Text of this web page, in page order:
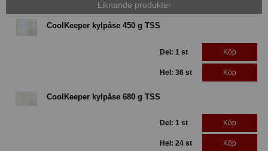
Liknande produkter
CoolKeeper kylpåse 450 g TSS
Del: 1 st Köp
Hel: 36 st Köp
CoolKeeper kylpåse 680 g TSS
Del: 1 st Köp
Hel: 24 st Köp